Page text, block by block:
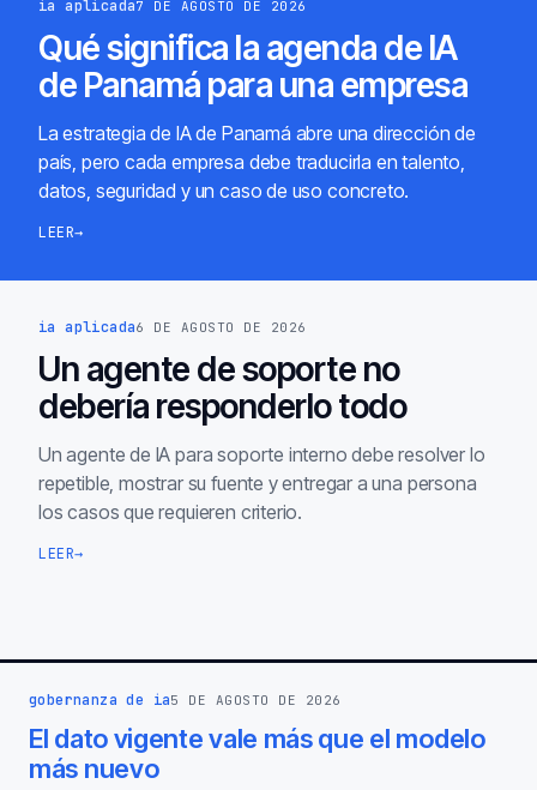
ia aplicada7 DE AGOSTO DE 2026
Qué significa la agenda de IA
de Panamá para una empresa
La estrategia de IA de Panamá abre una dirección de
país, pero cada empresa debe traducirla en talento,
datos, seguridad y un caso de uso concreto.
LEER→
ia aplicada6 DE AGOSTO DE 2026
Un agente de soporte no
debería responderlo todo
Un agente de IA para soporte interno debe resolver lo
repetible, mostrar su fuente y entregar a una persona
los casos que requieren criterio.
LEER→
gobernanza de ia5 DE AGOSTO DE 2026
El dato vigente vale más que el modelo
más nuevo